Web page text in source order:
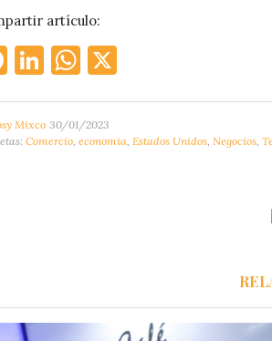
artículo:
Facebook
LinkedIn
WhatsApp
Mixco 30/01/2023
Comercio, economia, Estados Unidos, Negocios,